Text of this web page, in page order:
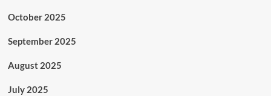
October 2025
September 2025
August 2025
July 2025